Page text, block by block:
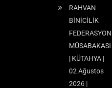
RAHVAN
BİNİCİLİK
FEDERASYON
MÜSABAKASI
| KÜTAHYA |
02 Ağustos
2026 |